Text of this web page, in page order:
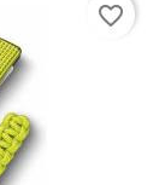
favorite_border